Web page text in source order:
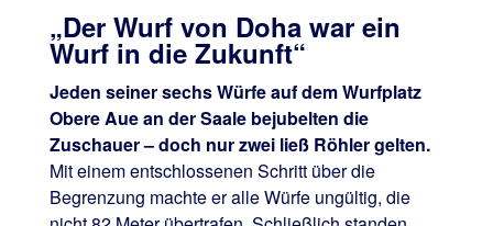
„Der Wurf von Doha war ein
Wurf in die Zukunft“
Jeden seiner sechs Würfe auf dem Wurfplatz
Obere Aue an der Saale bejubelten die
Zuschauer – doch nur zwei ließ Röhler gelten.
Mit einem entschlossenen Schritt über die
Begrenzung machte er alle Würfe ungültig, die